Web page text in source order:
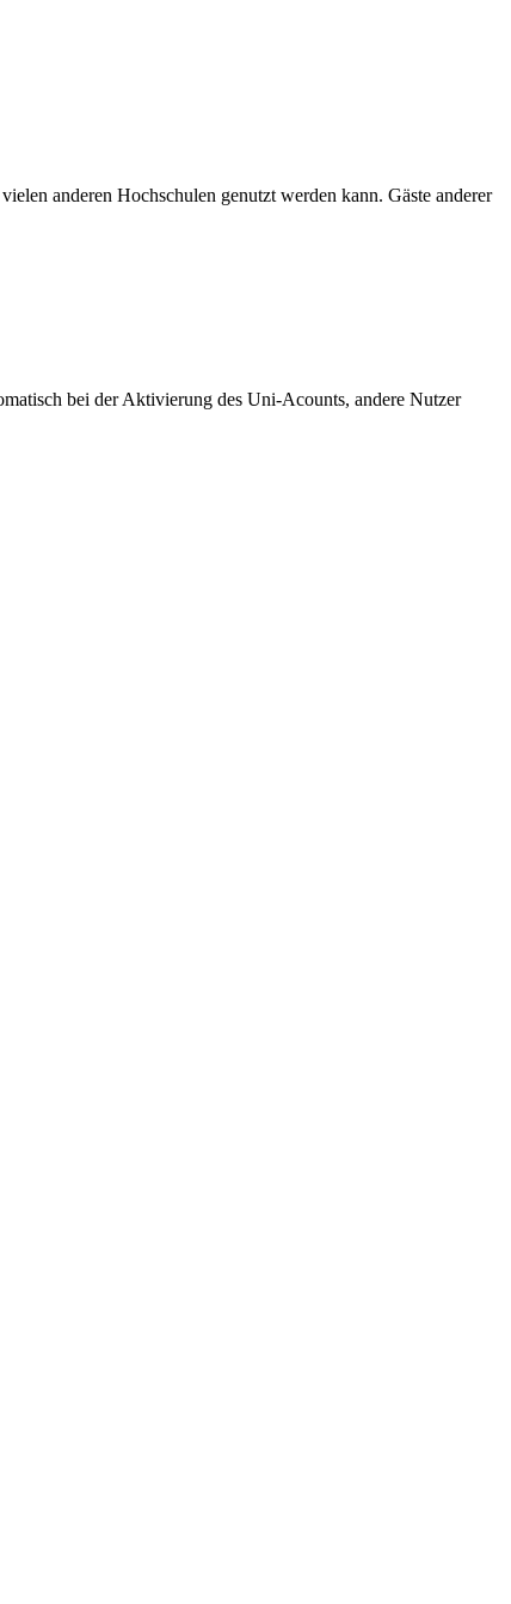
anderen Hochschulen genutzt werden kann. Gäste anderer
bei der Aktivierung des Uni-Acounts, andere Nutzer